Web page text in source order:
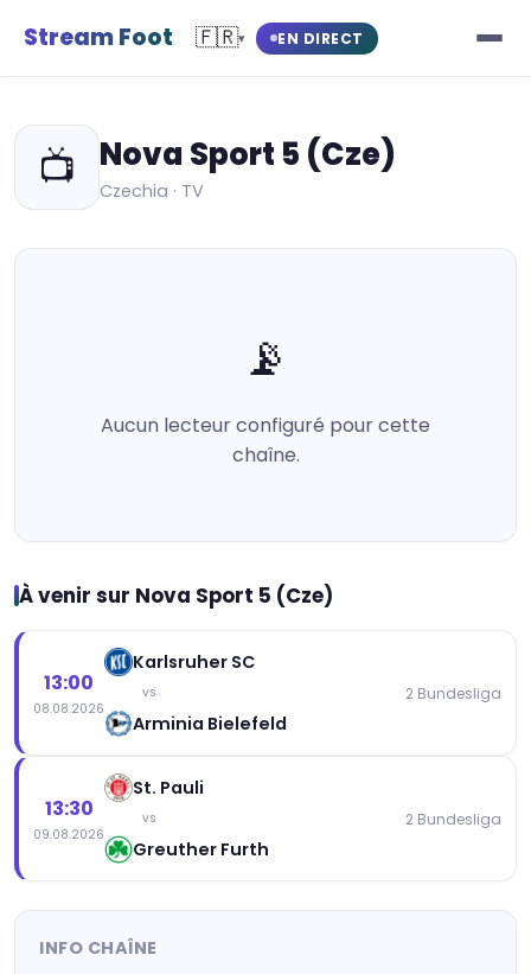
Stream Foot 🇫🇷▾ EN DIRECT
📺 Nova Sport 5 (Cze)
Czechia · TV
📡
Aucun lecteur configuré pour cette
chaîne.
À venir sur Nova Sport 5 (Cze)
13:00
08.08.2026
Karlsruher SC
vs
Arminia Bielefeld
2 Bundesliga
13:30
09.08.2026
St. Pauli
vs
Greuther Furth
2 Bundesliga
INFO CHAÎNE